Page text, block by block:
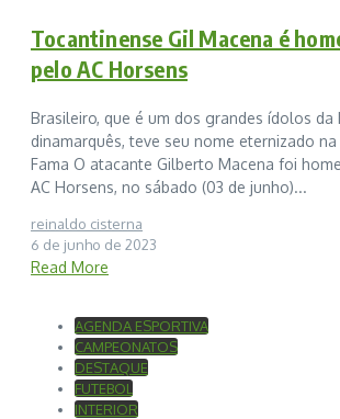
Tocantinense Gil Macena é
pelo AC Horsens
Brasileiro, que é um dos grandes ídolos da
dinamarquês, teve seu nome eternizado na
Fama O atacante Gilberto Macena foi
AC Horsens, no sábado (03 de junho)...
reinaldo cisterna
6 de junho de 2023
Read More
AGENDA ESPORTIVA
CAMPEONATOS
DESTAQUE
FUTEBOL
INTERIOR